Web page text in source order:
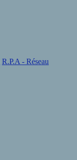
R.P.A - Réseau